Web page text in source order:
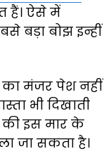
हैं। ऐसे में
बड़ा बोझ इन्हीं
मंजर पेश नहीं
भी दिखाती
की इस मार के
जा सकता है।